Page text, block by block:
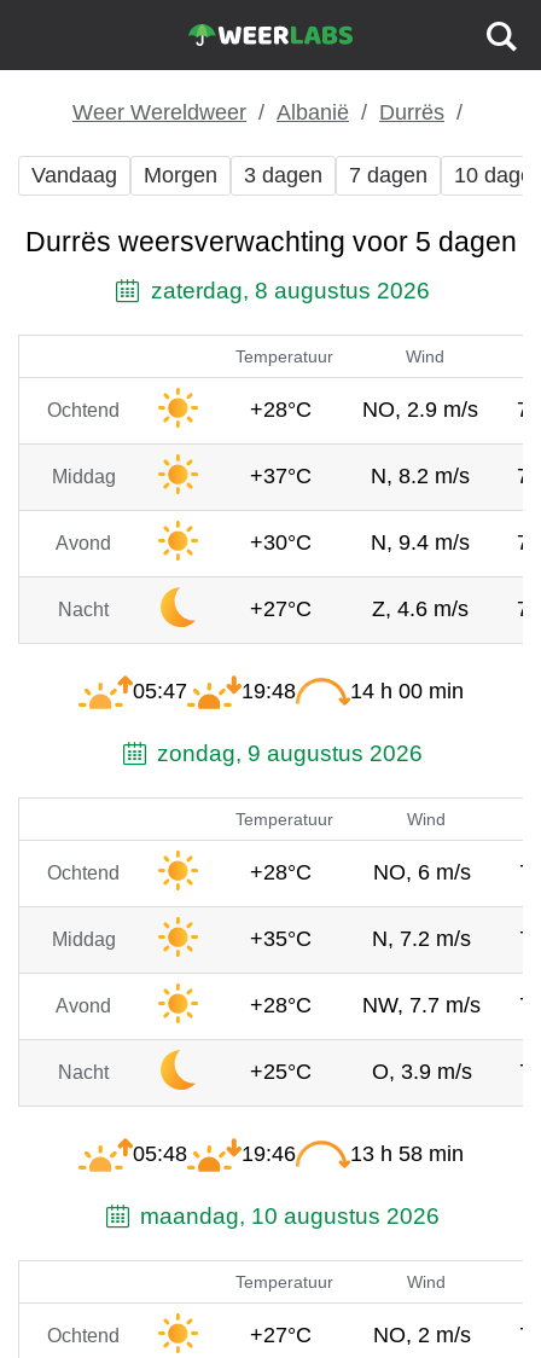
Weer Wereldweer Albanië Durrës
Vandaag Morgen 3 dagen 7 dagen 10
Durrës weersverwachting voor 5 dagen
zaterdag, 8 augustus 2026
Temperatuur Wind
Ochtend +28°C NO, 2.9 m/s
Middag +37°C N, 8.2 m/s
Avond +30°C N, 9.4 m/s
Nacht +27°C Z, 4.6 m/s
05:47 19:48 14 h 00 min
zondag, 9 augustus 2026
Temperatuur Wind
Ochtend +28°C NO, 6 m/s
Middag +35°C N, 7.2 m/s
Avond +28°C NW, 7.7 m/s
Nacht +25°C O, 3.9 m/s
05:48 19:46 13 h 58 min
maandag, 10 augustus 2026
Temperatuur Wind
Ochtend +27°C NO, 2 m/s